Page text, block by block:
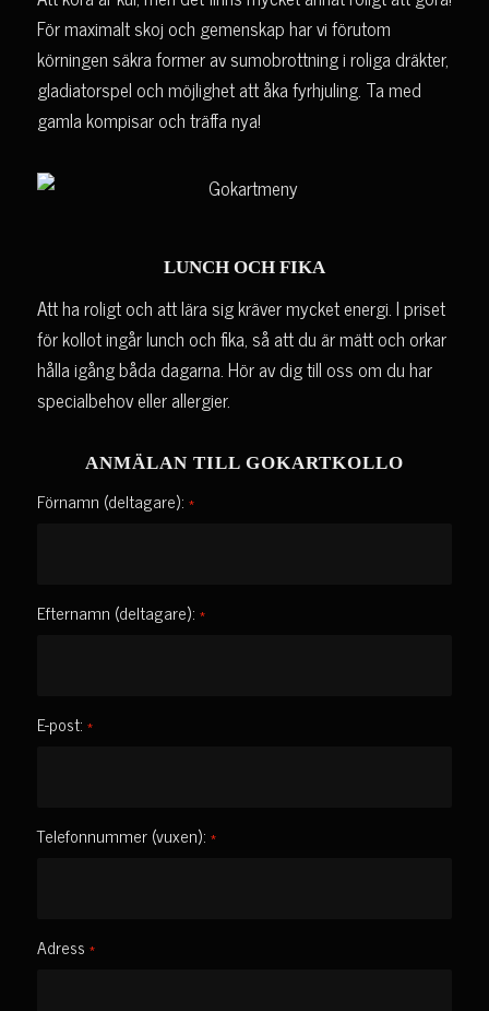
För maximalt skoj och gemenskap har vi förutom
körningen säkra former av sumobrottning i roliga dräkter,
gladiatorspel och möjlighet att åka fyrhjuling. Ta med
gamla kompisar och träffa nya!
LUNCH OCH FIKA
Att ha roligt och att lära sig kräver mycket energi. I priset
för kollot ingår lunch och fika, så att du är mätt och orkar
hålla igång båda dagarna. Hör av dig till oss om du har
specialbehov eller allergier.
ANMÄLAN TILL GOKARTKOLLO
Förnamn (deltagare):*
Efternamn (deltagare):*
E-post:*
Telefonnummer (vuxen):*
Adress*